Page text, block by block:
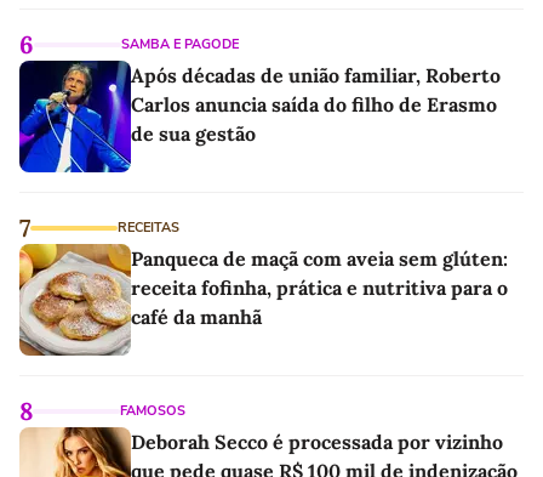
6 SAMBA E PAGODE
Após décadas de união familiar, Roberto
Carlos anuncia saída do filho de Erasmo
de sua gestão
7 RECEITAS
Panqueca de maçã com aveia sem glúten:
receita fofinha, prática e nutritiva para o
café da manhã
8 FAMOSOS
Deborah Secco é processada por vizinho
que pede quase R$ 100 mil de indenização